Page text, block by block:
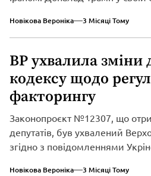
Новікова Вероніка 3 Місяці Тому
ВР ухвалила зміни
кодексу щодо
факторингу
Законопроєкт №12307, що
депутатів, був ухвалений
згідно з повідомленнями
Новікова Вероніка 3 Місяці Тому